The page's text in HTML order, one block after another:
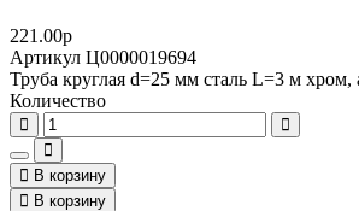
221.00p
Артикул Ц0000019694
Труба круглая d=25 мм сталь L=3 м хром,
Количество
В корзину
В корзину